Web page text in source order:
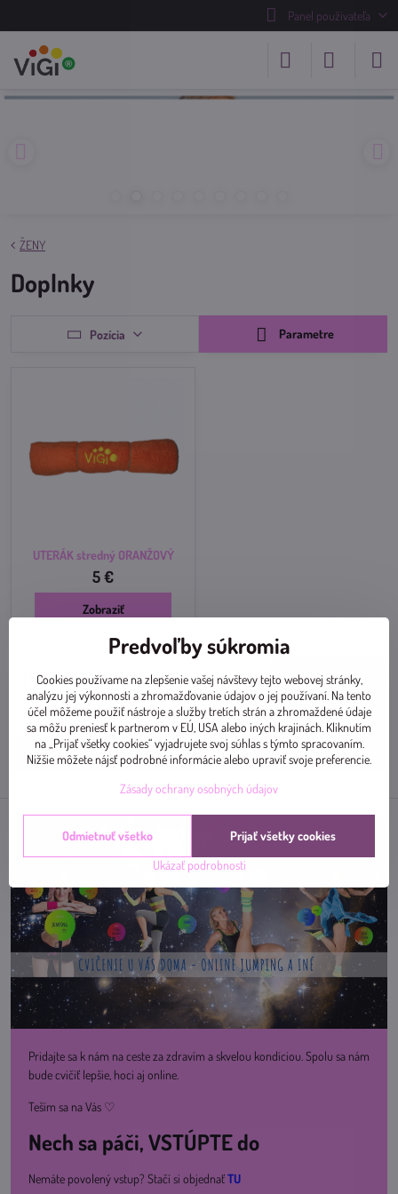
Panel používateľa
ŽENY
Doplnky
Pozícia Parametre
UTERÁK stredný ORANŽOVÝ
5 €
Zobraziť
Potrebujete poradiť?
Neváhajte ma kontaktovať:
+421 905 243 554
jumpingslovensko@gmail.com
Pridajte sa k nám na ceste za zdravím a skvelou kondíciou. Spolu sa nám
bude cvičiť lepšie, hoci aj online.
Teším sa na Vás ♡
Nech sa páči, VSTÚPTE do
Nemáte povolený vstup? Stačí si objednaťTU
Predvoľby súkromia
Cookies používame na zlepšenie vašej návštevy tejto webovej stránky,
analýzu jej výkonnosti a zhromažďovanie údajov o jej používaní. Na tento
účel môžeme použiť nástroje a služby tretích strán a zhromaždené údaje
sa môžu preniesť k partnerom v EÚ, USA alebo iných krajinách. Kliknutím
na „Prijať všetky cookies“ vyjadrujete svoj súhlas s týmto spracovaním.
Nižšie môžete nájsť podrobné informácie alebo upraviť svoje preferencie.
Zásady ochrany osobných údajov
Ukázať podrobnosti
Prijať všetky cookies
Odmietnuť všetko